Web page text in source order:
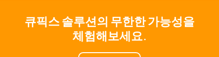
큐픽스 솔루션의 무한한 가능성을
체험해보세요.